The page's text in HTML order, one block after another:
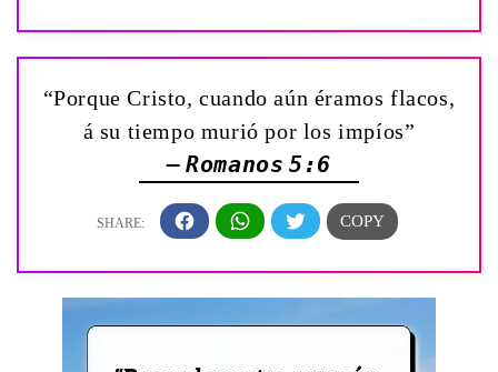
“Porque Cristo, cuando aún éramos flacos,
á su tiempo murió por los impíos”
— Romanos 5:6